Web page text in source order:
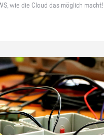
wie die Cloud das mög­lich macht!